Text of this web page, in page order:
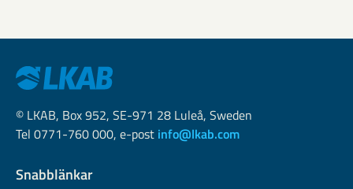
© LKAB, Box 952, SE-971 28 Luleå, Sweden
Tel 0771-760 000, e-post info@lkab.com
Snabblänkar